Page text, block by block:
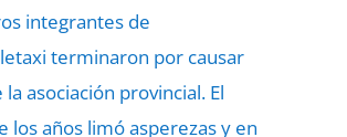
integrantes de
terminaron por causar
la asociación provincial. El
los años limó asperezas y en